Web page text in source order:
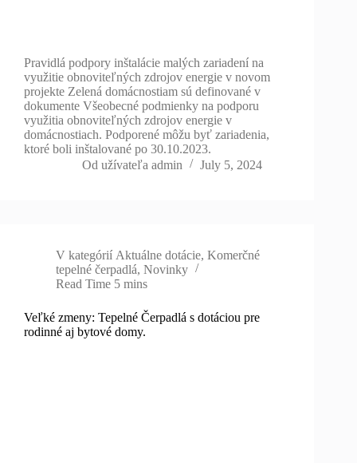
Pravidlá podpory inštalácie malých zariadení na
využitie obnoviteľných zdrojov energie v novom
projekte Zelená domácnostiam sú definované v
dokumente Všeobecné podmienky na podporu
využitia obnoviteľných zdrojov energie v
domácnostiach. Podporené môžu byť zariadenia,
ktoré boli inštalované po 30.10.2023.
Od užívateľa admin July 5, 2024
V kategórií Aktuálne dotácie,Komerčné
tepelné čerpadlá, Novinky
Read Time 5 mins
Veľké zmeny: Tepelné Čerpadlá s dotáciou pre
rodinné aj bytové domy.